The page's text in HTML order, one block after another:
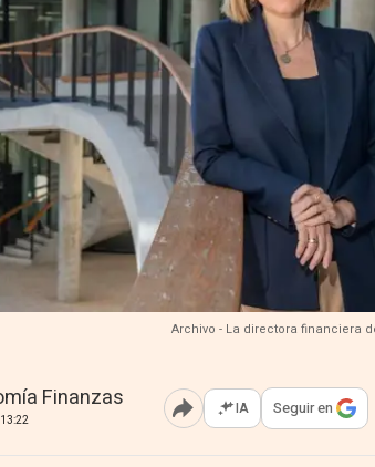
Archivo - La directora financiera
Finanzas
Abrir opciones para
IA Seguir en